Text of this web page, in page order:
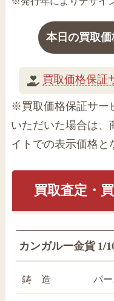
本日の買取価
買取価格保証
※買取価格保証サー
いただいた場合は、
イトでの表示価格と
買取査定・
カンガルー金貨 1/
鋳 造 パ